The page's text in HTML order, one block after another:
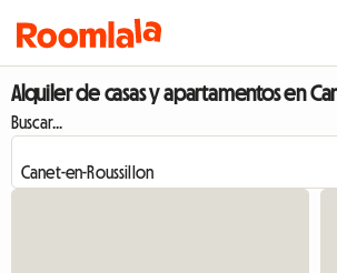
Alquiler de casas y apartamentos en
Buscar...